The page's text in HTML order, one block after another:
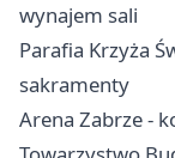
wynajem sali
Parafia Krzyża
sakramenty
Arena Zabrze -